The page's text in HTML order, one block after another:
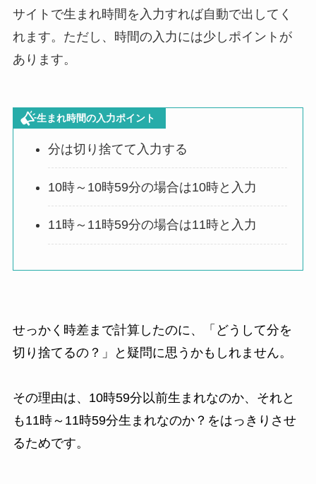
サイトで生まれ時間を入力すれば自動で出してく
れます。ただし、時間の入力には少しポイントが
あります。
生まれ時間の入力ポイント
分は切り捨てて入力する
10時～10時59分の場合は10時と入力
11時～11時59分の場合は11時と入力
せっかく時差まで計算したのに、「どうして分を
切り捨てるの？」と疑問に思うかもしれません。
その理由は、 10時59分以前生まれなのか、それと
も11時～11時59分生まれなのか？ をはっきりさせ
るためです。